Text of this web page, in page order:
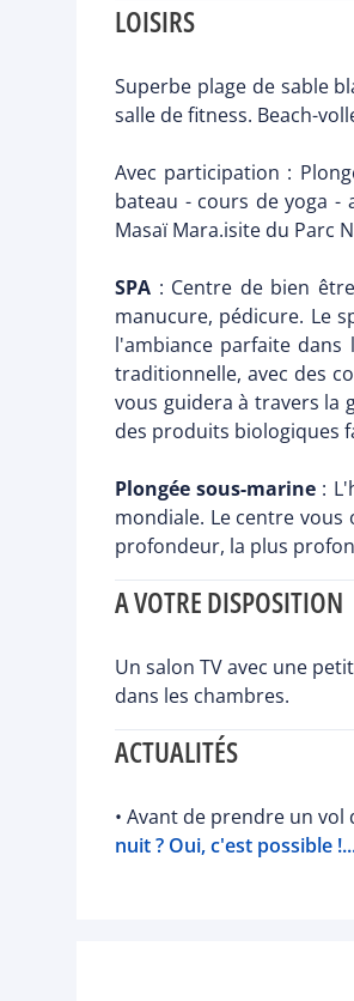
LOISIRS
Superbe plage de sable
salle de fitness. Beach-
Avec participation :
bateau - cours de yoga -
Masaï Mara.isite du Parc
SPA : Centre de bien
manucure, pédicure. Le
l'ambiance parfaite
traditionnelle, avec des
vous guidera à travers la
des produits biologiques
Plongée sous-marine :
mondiale. Le centre
profondeur, la plus
A VOTRE DISPOSITION
Un salon TV avec une
dans les chambres.
ACTUALITÉS
• Avant de prendre un
nuit ? Oui, c'est possible